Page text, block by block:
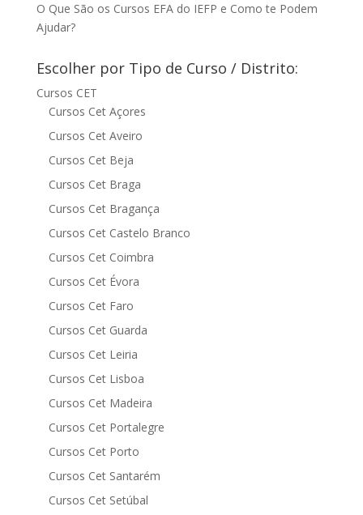
O Que São os Cursos EFA do IEFP e Como te Podem
Ajudar?
Escolher por Tipo de Curso / Distrito:
Cursos CET
Cursos Cet Açores
Cursos Cet Aveiro
Cursos Cet Beja
Cursos Cet Braga
Cursos Cet Bragança
Cursos Cet Castelo Branco
Cursos Cet Coimbra
Cursos Cet Évora
Cursos Cet Faro
Cursos Cet Guarda
Cursos Cet Leiria
Cursos Cet Lisboa
Cursos Cet Madeira
Cursos Cet Portalegre
Cursos Cet Porto
Cursos Cet Santarém
Cursos Cet Setúbal